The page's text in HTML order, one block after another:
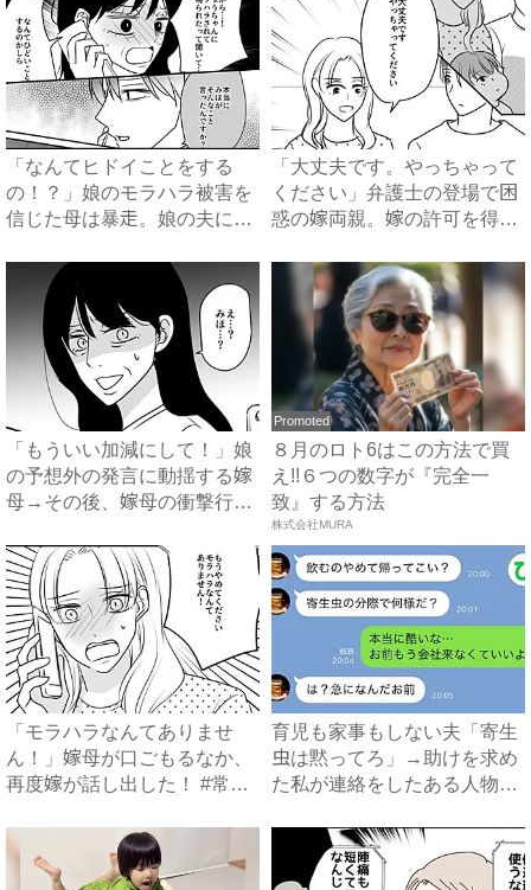
「なんてヒドイことをする
の！？」娘のモラハラ被害を
信じた母は暴走。娘の夫に電
「大丈夫です。やっちゃって
ください」弁護士の登場で困
惑の嫁両親。嫁の許可を得た
「もういい加減にして！」娘
の予想外の発言に動揺する嫁
母→その後、嫁母の衝撃行動
Promoted
８月のロト6はこの方法で買
え!!６つの数字が『完全一
致』する方法
株式会社MURA
「モラハラなんてありませ
ん！」嫁母が口ごもるなか、
再度嫁が話し出した！ #常識
育児も家事もしない夫「寄生
虫は黙ってろ」→助けを求め
た私が連絡をしたある人物と